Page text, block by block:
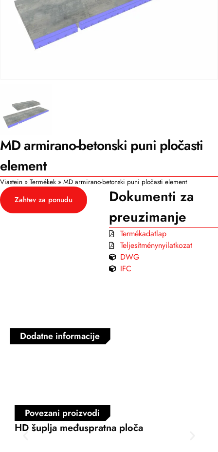
MD armirano-betonski puni pločasti
element
Viastein » Termékek » MD armirano-betonski puni pločasti element
Zahtev za ponudu
Dokumenti za
preuzimanje
Termékadatlap
Teljesítménynyilatkozat
DWG
IFC
Dodatne informacije
Povezani proizvodi
HD šuplja međuspratna ploča